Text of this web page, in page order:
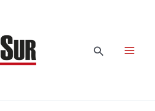
Buscar